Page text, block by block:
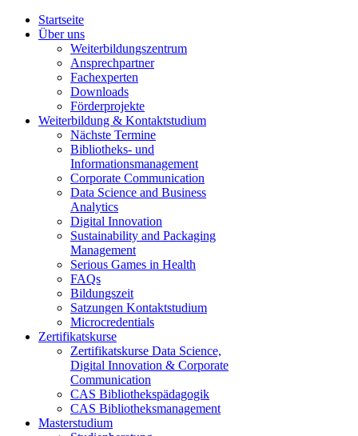
Startseite
Über uns
Weiterbildungszentrum
Ansprechpartner
Fachexperten
Downloads
Förderprojekte
Weiterbildung & Kontaktstudium
Nächste Termine
Bibliotheks- und
Informationsmanagement
Corporate Communication
Data Science and Business
Analytics
Digital Innovation
Sustainability and Packaging
Management
Serious Games in Health
FAQs
Bildungszeit
Satzungen Kontaktstudium
Microcredentials
Zertifikatskurse
Zertifikatskurse Data Science,
Digital Innovation & Corporate
Communication
CAS Bibliothekspädagogik
CAS Bibliotheksmanagement
Masterstudium